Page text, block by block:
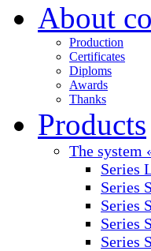
About
Production
Certificates
Diploms
Awards
Thanks
Products
The system
Series
Series
Series
Series
Series